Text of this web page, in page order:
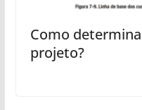
Como
projeto?